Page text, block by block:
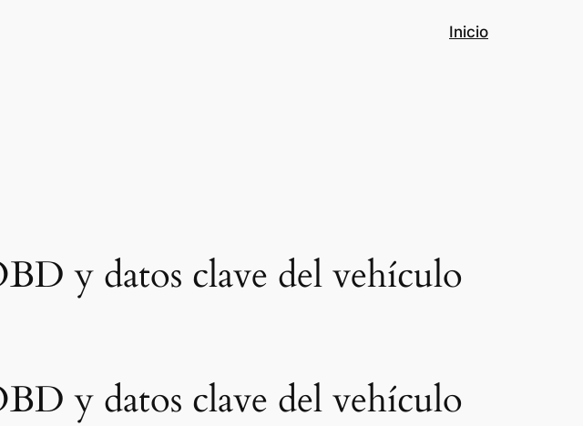
Inicio
y datos clave del vehículo
y datos clave del vehículo